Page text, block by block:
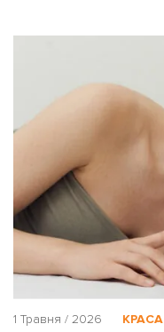
1 Травня / 2026 КРАСА